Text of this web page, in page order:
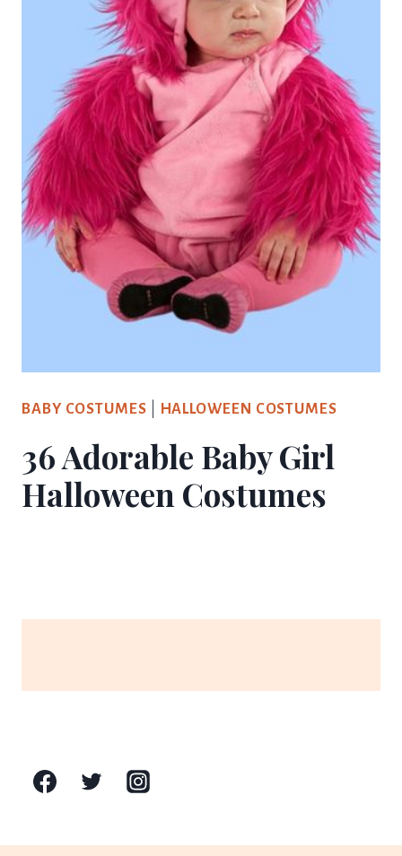
BABY COSTUMES HALLOWEEN COSTUMES
36 Adorable Baby Girl
Halloween Costumes